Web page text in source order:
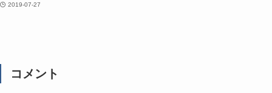
2019-07-27
コメント